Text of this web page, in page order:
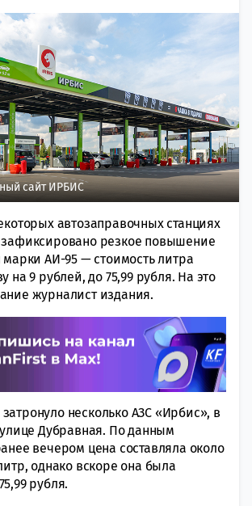
сайт ИРБИС
автозаправочных станциях
резкое повышение
марки АИ-95 — стоимость литра
на 9 рублей, до 75,99 рубля. На это
журналист издания.
несколько АЗС «Ирбис», в
Дубравная. По данным
вечером цена составляла около
однако вскоре она была
рубля.